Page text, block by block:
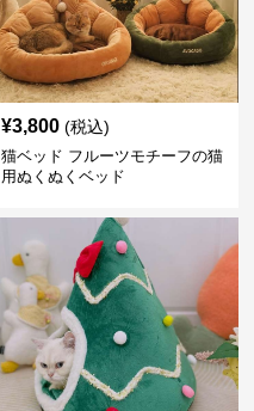
¥3,800 (税込)
猫ベッド フルーツモチーフの猫
用ぬくぬくベッド